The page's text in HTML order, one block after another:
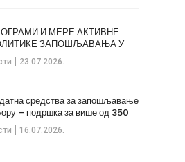
23.07.2026.
И МЕРЕ АКТИВНЕ
ЗАПОШЉАВАЊА У
КЛАДОВО
16.07.2026.
средства за запошљавање
– подршка за више од 350